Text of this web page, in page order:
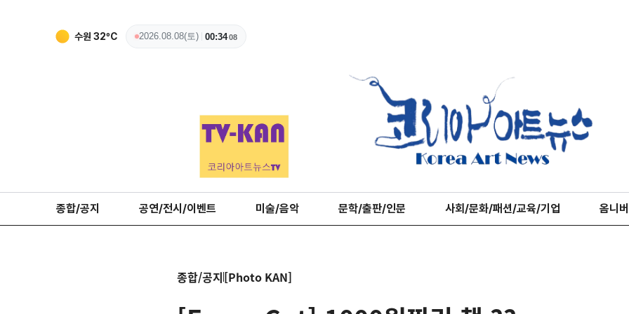
수원 32ºC 2026.08.08(토) 00:3409
종합/공지 공연/전시/이벤트 미술/음악 문학/출판/인문 사회/문화/패션/교육/기업 옴니
종합/공지[Photo KAN]